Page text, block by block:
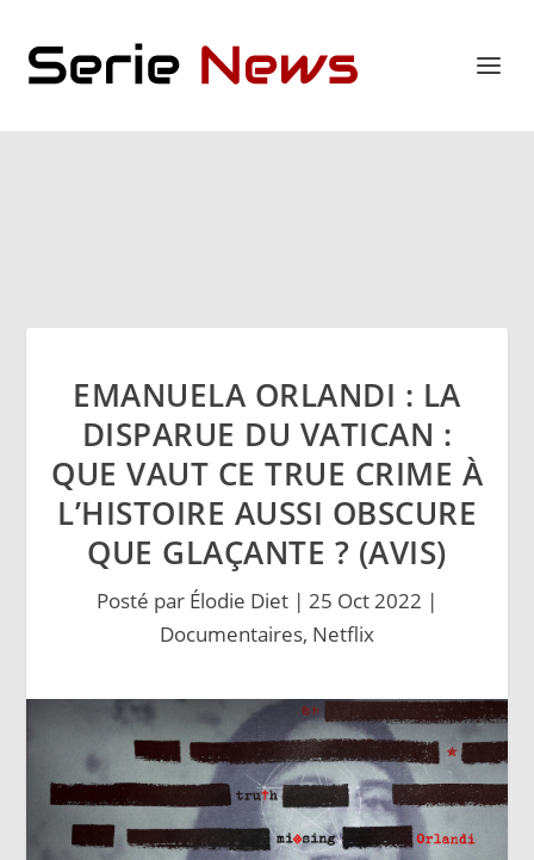
EMANUELA ORLANDI : LA
DISPARUE DU VATICAN :
QUE VAUT CE TRUE CRIME À
L’HISTOIRE AUSSI OBSCURE
QUE GLAÇANTE ? (AVIS)
Posté par Élodie Diet | 25 Oct 2022 |
Documentaires, Netflix